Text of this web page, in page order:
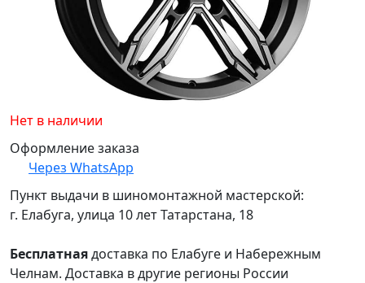
Нет в наличии
Оформление заказа
Через WhatsApp
Пункт выдачи в шиномонтажной мастерской:
г. Елабуга, улица 10 лет Татарстана, 18
Бесплатнаядоставка по Елабуге и Набережным
Челнам. Доставка в другие регионы России